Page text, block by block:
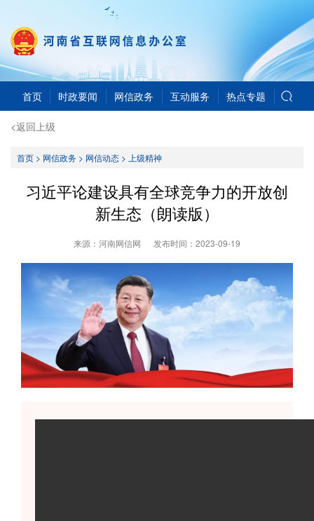
首页 时政要闻 网信政务 互动服务 热点专题
<返回上级
首页> 网信政务> 网信动态> 上级精神
习近平论建设具有全球竞争力的开放创
新生态（朗读版）
来源：河南网信网 发布时间： 2023-09-19